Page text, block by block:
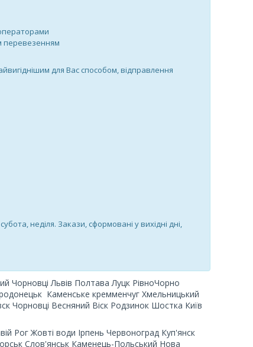
перевезенням
для Вас способом, відправлення
неділя. Закази, сформовані у вихідні дні,
Чорновці Львів Полтава Луцк РівноЧорно
Каменське кремменчуг Хмельницький
Чорновці Весняний Віск Родзинок Шостка Київ
Рог Жовті води Ірпень Червоноград Куп'янск
Слов'янськ Каменець-Польський Нова